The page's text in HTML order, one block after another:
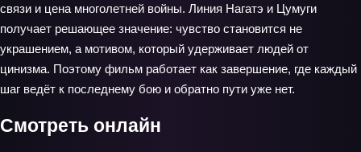
связи и цена многолетней войны. Линия Нагатэ и Цумуги
получает решающее значение: чувство становится не
украшением, а мотивом, который удерживает людей от
цинизма. Поэтому фильм работает как завершение, где каждый
шаг ведёт к последнему бою и обратно пути уже нет.
Смотреть онлайн